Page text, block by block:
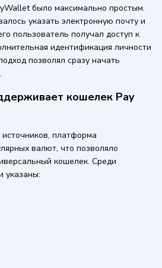
было максимально простым.
указать электронную почту и
пользователь получал доступ к
идентификация личности
позволял сразу начать
кошелек Pay
платформа
валют, что позволяло
кошелек. Среди
указаны: